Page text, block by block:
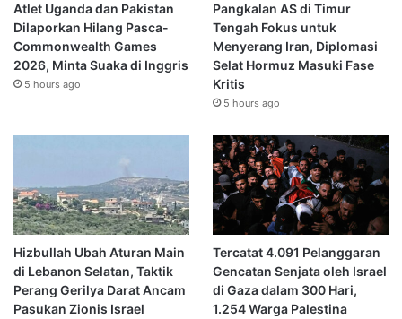
Atlet Uganda dan Pakistan
Dilaporkan Hilang Pasca-
Commonwealth Games
2026, Minta Suaka di Inggris
5 hours ago
Pangkalan AS di Timur
Tengah Fokus untuk
Menyerang Iran, Diplomasi
Selat Hormuz Masuki Fase
Kritis
5 hours ago
Hizbullah Ubah Aturan Main
di Lebanon Selatan, Taktik
Perang Gerilya Darat Ancam
Pasukan Zionis Israel
Tercatat 4.091 Pelanggaran
Gencatan Senjata oleh Israel
di Gaza dalam 300 Hari,
1.254 Warga Palestina